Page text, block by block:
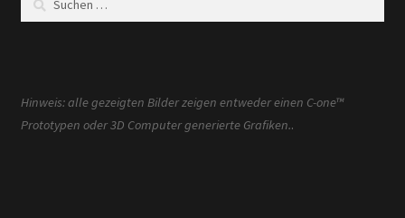
nach:
Hinweis: alle gezeigten Bilder zeigen entweder einen C-one™
Prototypen oder 3D Computer generierte Grafiken..